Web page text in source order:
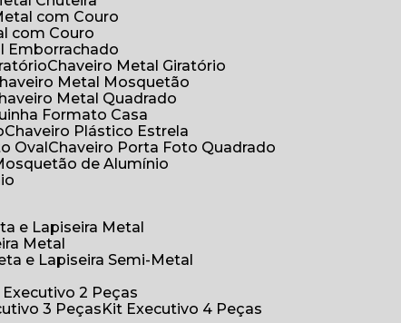
com Couro
com Couro
Emborrachado
Chaveiro Metal Giratório
Chaveiro Metal Mosquetão
Chaveiro Metal Quadrado
Formato Casa
Chaveiro Plástico Estrela
Oval
Chaveiro Porta Foto Quadrado
Mosquetão de Alumínio
e Lapiseira Metal
Metal
e Lapiseira Semi-Metal
Executivo 2 Peças
3 Peças
Kit Executivo 4 Peças